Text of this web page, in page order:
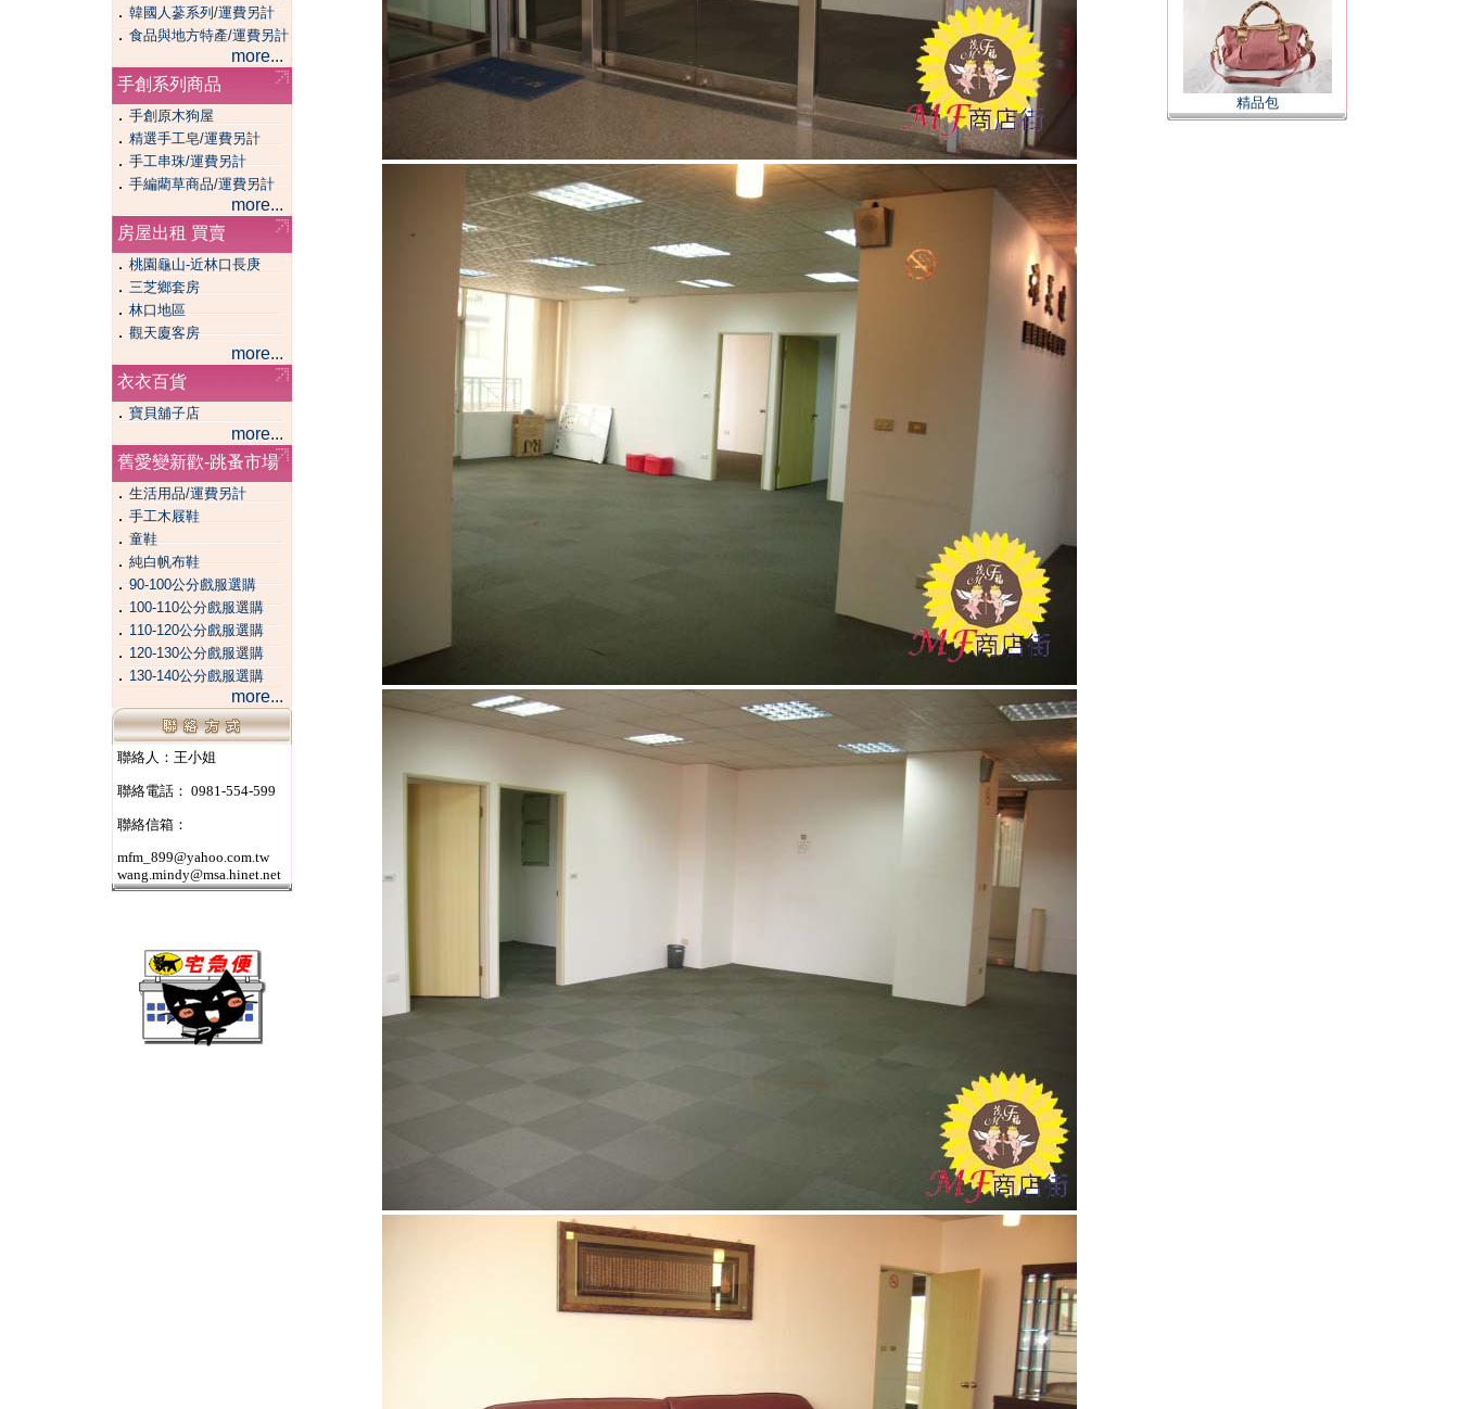
．韓國人蔘系列/運費另計
．食品與地方特產/運費另計
more...
手創系列商品
． 手創原木狗屋
． 精選手工皂/運費另計
． 手工串珠/運費另計
．手編藺草商品/運費另計
more...
房屋出租 買賣
． 桃園龜山-近林口長庚
． 三芝鄉套房
． 林口地區
．觀天廈客房
more...
衣衣百貨
． 寶貝舖子店
more...
舊愛變新歡-跳蚤市場
． 生活用品/運費另計
． 手工木屐鞋
． 童鞋
．純白帆布鞋
．90-100公分戲服選購
．100-110公分戲服選購
．110-120公分戲服選購
．120-130公分戲服選購
． 130-140公分戲服選購
more...
聯絡人：王小姐
聯絡電話： 0981-554-599
聯絡信箱：
mfm_899@yahoo.com.tw
wang.mindy@msa.hinet.net
純白帆布鞋
精品包